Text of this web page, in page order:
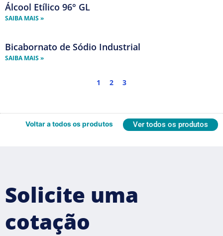
Álcool Etílico 96° GL
SAIBA MAIS »
Bicabornato de Sódio Industrial
SAIBA MAIS »
1 2 3
Voltar a todos os produtos Ver todos os produtos
Solicite uma
cotação